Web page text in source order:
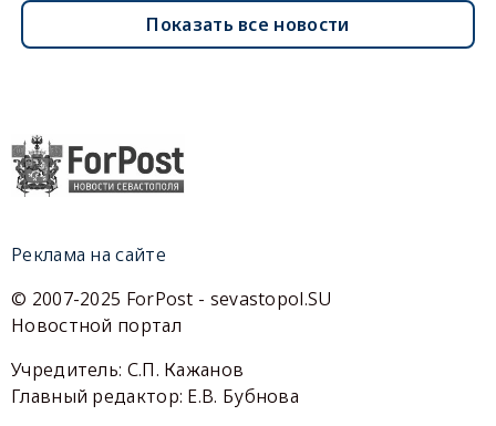
Показать все новости
Реклама на сайте
© 2007-2025 ForPost - sevastopol.SU
Новостной портал
Учредитель: С.П. Кажанов
Главный редактор: Е.В. Бубнова